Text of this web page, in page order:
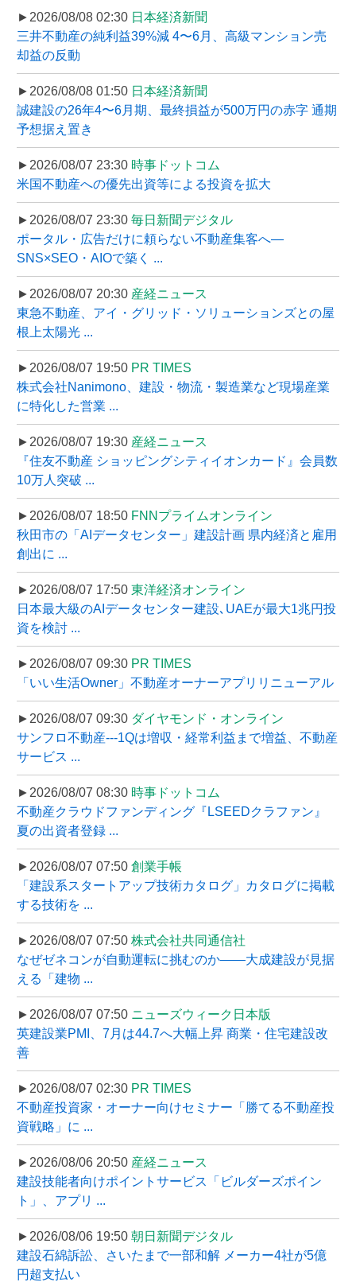
►2026/08/08 02:30 日本経済新聞
三井不動産の純利益39%減 4〜6月、高級マンション売
却益の反動
►2026/08/08 01:50 日本経済新聞
誠建設の26年4〜6月期、最終損益が500万円の赤字 通期
予想据え置き
►2026/08/07 23:30 時事ドットコム
米国不動産への優先出資等による投資を拡大
►2026/08/07 23:30 毎日新聞デジタル
ポータル・広告だけに頼らない不動産集客へ―
SNS×SEO・AIOで築く ...
►2026/08/07 20:30 産経ニュース
東急不動産、アイ・グリッド・ソリューションズとの屋
根上太陽光 ...
►2026/08/07 19:50 PR TIMES
株式会社Nanimono、建設・物流・製造業など現場産業
に特化した営業 ...
►2026/08/07 19:30 産経ニュース
『住友不動産 ショッピングシティイオンカード』会員数
10万人突破 ...
►2026/08/07 18:50 FNNプライムオンライン
秋田市の「AIデータセンター」建設計画 県内経済と雇用
創出に ...
►2026/08/07 17:50 東洋経済オンライン
日本最大級のAIデータセンター建設､UAEが最大1兆円投
資を検討 ...
►2026/08/07 09:30 PR TIMES
「いい生活Owner」不動産オーナーアプリリニューアル
►2026/08/07 09:30 ダイヤモンド・オンライン
サンフロ不動産---1Qは増収・経常利益まで増益、不動産
サービス ...
►2026/08/07 08:30 時事ドットコム
不動産クラウドファンディング『LSEEDクラファン』
夏の出資者登録 ...
►2026/08/07 07:50 創業手帳
「建設系スタートアップ技術カタログ」カタログに掲載
する技術を ...
►2026/08/07 07:50 株式会社共同通信社
なぜゼネコンが自動運転に挑むのか――大成建設が見据
える「建物 ...
►2026/08/07 07:50 ニューズウィーク日本版
英建設業PMI、7月は44.7へ大幅上昇 商業・住宅建設改
善
►2026/08/07 02:30 PR TIMES
不動産投資家・オーナー向けセミナー「勝てる不動産投
資戦略」に ...
►2026/08/06 20:50 産経ニュース
建設技能者向けポイントサービス「ビルダーズポイン
ト」、アプリ ...
►2026/08/06 19:50 朝日新聞デジタル
建設石綿訴訟、さいたまで一部和解 メーカー4社が5億
円超支払い